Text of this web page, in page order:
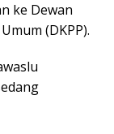
ke Dewan
(DKPP).